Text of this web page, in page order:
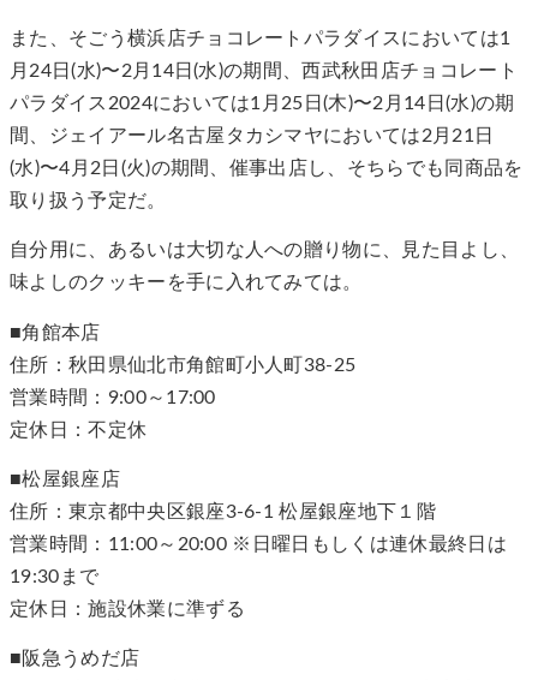
また、そごう横浜店チョコレートパラダイスにおいては1
月24日(水)〜2月14日(水)の期間、西武秋田店チョコレート
パラダイス2024においては1月25日(木)〜2月14日(水)の期
間、ジェイアール名古屋タカシマヤにおいては2月21日
(水)〜4月2日(火)の期間、催事出店し、そちらでも同商品を
取り扱う予定だ。
自分用に、あるいは大切な人への贈り物に、見た目よし、
味よしのクッキーを手に入れてみては。
■角館本店
住所：秋田県仙北市角館町小人町38-25
営業時間：9:00～17:00
定休日：不定休
■松屋銀座店
住所：東京都中央区銀座3-6-1 松屋銀座地下１階
営業時間：11:00～20:00 ※日曜日もしくは連休最終日は
19:30まで
定休日：施設休業に準ずる
■阪急うめだ店